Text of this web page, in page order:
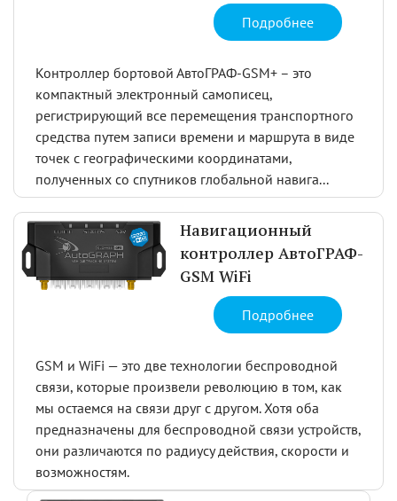
Подробнее
Контроллер бортовой АвтоГРАФ-GSM+ – это
компактный электронный самописец,
регистрирующий все перемещения транспортного
средства путем записи времени и маршрута в виде
точек с географическими координатами,
полученных со спутников глобальной навига...
Навигационный
контроллер АвтоГРАФ-
GSM WiFi
Подробнее
GSM и WiFi — это две технологии беспроводной
связи, которые произвели революцию в том, как
мы остаемся на связи друг с другом. Хотя оба
предназначены для беспроводной связи устройств,
они различаются по радиусу действия, скорости и
возможностям.